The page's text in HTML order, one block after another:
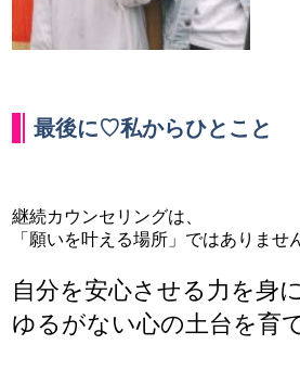
最後に♡私からひとこと
継続カウンセリングは、
「願いを叶える場所」ではありませ
自分を安心させる力を身
ゆるがない心の土台を育